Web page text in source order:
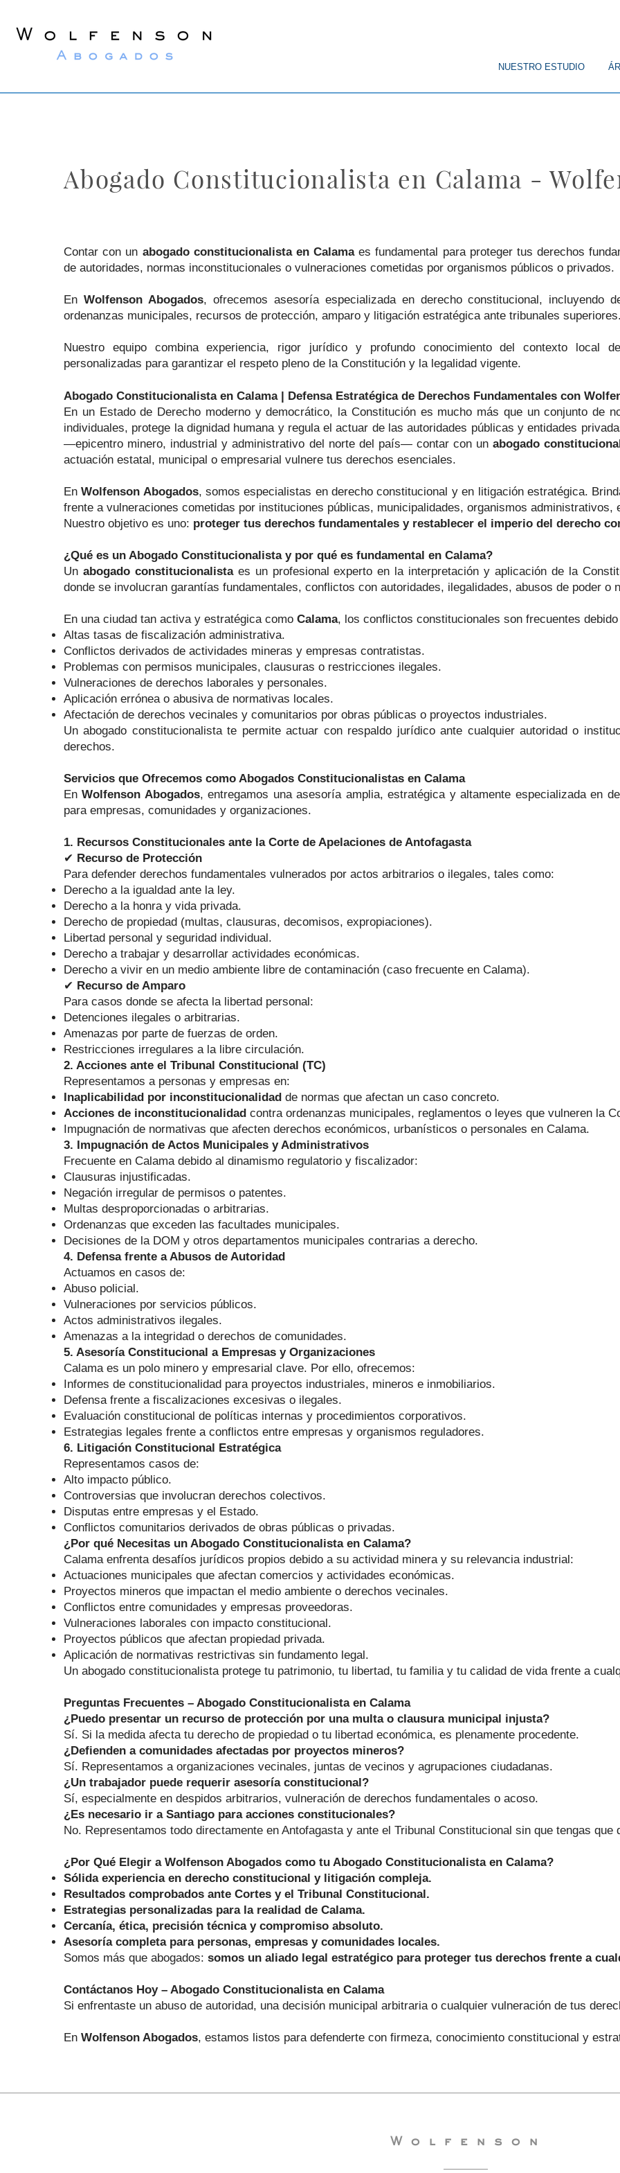
NUESTRO ESTUDIO
Abogado Constitucionalista en Calama -
Contar con un abogado constitucionalista en Calamaes fundamental para proteger tus derechos
de autoridades, normas inconstitucionales o vulneraciones cometidas por organismos públicos o privados.
En Wolfenson Abogados, ofrecemos asesoría especializada en derecho constitucional, incluyendo
ordenanzas municipales, recursos de protección, amparo y litigación estratégica ante tribunales superiores.
Nuestro equipo combina experiencia, rigor jurídico y profundo conocimiento del contexto local
personalizadas para garantizar el respeto pleno de la Constitución y la legalidad vigente.
Abogado Constitucionalista en Calama | Defensa Estratégica de Derechos Fundamentales con
En un Estado de Derecho moderno y democrático, la Constitución es mucho más que un conjunto de
individuales, protege la dignidad humana y regula el actuar de las autoridades públicas y entidades
—epicentro minero, industrial y administrativo del norte del país— contar con unabogado
actuación estatal, municipal o empresarial vulnere tus derechos esenciales.
EnWolfenson Abogados, somos especialistas en derecho constitucional y en litigación estratégica.
frente a vulneraciones cometidas por instituciones públicas, municipalidades, organismos administrativos,
Nuestro objetivo es uno: proteger tus derechos fundamentales y restablecer el imperio del derecho
¿Qué es un Abogado Constitucionalista y por qué es fundamental en Calama?
Un abogado constitucionalistaes un profesional experto en la interpretación y aplicación de la
donde se involucran garantías fundamentales, conflictos con autoridades, ilegalidades, abusos de poder o
En una ciudad tan activa y estratégica como Calama, los conflictos constitucionales son frecuentes debido
Altas tasas de fiscalización administrativa.
Conflictos derivados de actividades mineras y empresas contratistas.
Problemas con permisos municipales, clausuras o restricciones ilegales.
Vulneraciones de derechos laborales y personales.
Aplicación errónea o abusiva de normativas locales.
Afectación de derechos vecinales y comunitarios por obras públicas o proyectos industriales.
Un abogado constitucionalista te permite actuar con respaldo jurídico ante cualquier autoridad o
derechos.
Servicios que Ofrecemos como Abogados Constitucionalistas en Calama
EnWolfenson Abogados, entregamos una asesoría amplia, estratégica y altamente especializada en
para empresas, comunidades y organizaciones.
1. Recursos Constitucionales ante la Corte de Apelaciones de Antofagasta
✔ Recurso de Protección
Para defender derechos fundamentales vulnerados por actos arbitrarios o ilegales, tales como:
Derecho a la igualdad ante la ley.
Derecho a la honra y vida privada.
Derecho de propiedad (multas, clausuras, decomisos, expropiaciones).
Libertad personal y seguridad individual.
Derecho a trabajar y desarrollar actividades económicas.
Derecho a vivir en un medio ambiente libre de contaminación (caso frecuente en Calama).
✔ Recurso de Amparo
Para casos donde se afecta la libertad personal:
Detenciones ilegales o arbitrarias.
Amenazas por parte de fuerzas de orden.
Restricciones irregulares a la libre circulación.
2. Acciones ante el Tribunal Constitucional (TC)
Representamos a personas y empresas en:
Inaplicabilidad por inconstitucionalidad de normas que afectan un caso concreto.
Acciones de inconstitucionalidad contra ordenanzas municipales, reglamentos o leyes que vulneren la
Impugnación de normativas que afecten derechos económicos, urbanísticos o personales en Calama.
3. Impugnación de Actos Municipales y Administrativos
Frecuente en Calama debido al dinamismo regulatorio y fiscalizador:
Clausuras injustificadas.
Negación irregular de permisos o patentes.
Multas desproporcionadas o arbitrarias.
Ordenanzas que exceden las facultades municipales.
Decisiones de la DOM y otros departamentos municipales contrarias a derecho.
4. Defensa frente a Abusos de Autoridad
Actuamos en casos de:
Abuso policial.
Vulneraciones por servicios públicos.
Actos administrativos ilegales.
Amenazas a la integridad o derechos de comunidades.
5. Asesoría Constitucional a Empresas y Organizaciones
Calama es un polo minero y empresarial clave. Por ello, ofrecemos:
Informes de constitucionalidad para proyectos industriales, mineros e inmobiliarios.
Defensa frente a fiscalizaciones excesivas o ilegales.
Evaluación constitucional de políticas internas y procedimientos corporativos.
Estrategias legales frente a conflictos entre empresas y organismos reguladores.
6. Litigación Constitucional Estratégica
Representamos casos de:
Alto impacto público.
Controversias que involucran derechos colectivos.
Disputas entre empresas y el Estado.
Conflictos comunitarios derivados de obras públicas o privadas.
¿Por qué Necesitas un Abogado Constitucionalista en Calama?
Calama enfrenta desafíos jurídicos propios debido a su actividad minera y su relevancia industrial:
Actuaciones municipales que afectan comercios y actividades económicas.
Proyectos mineros que impactan el medio ambiente o derechos vecinales.
Conflictos entre comunidades y empresas proveedoras.
Vulneraciones laborales con impacto constitucional.
Proyectos públicos que afectan propiedad privada.
Aplicación de normativas restrictivas sin fundamento legal.
Un abogado constitucionalista protege tu patrimonio, tu libertad, tu familia y tu calidad de vida frente a
Preguntas Frecuentes – Abogado Constitucionalista en Calama
¿Puedo presentar un recurso de protección por una multa o clausura municipal injusta?
Sí. Si la medida afecta tu derecho de propiedad o tu libertad económica, es plenamente procedente.
¿Defienden a comunidades afectadas por proyectos mineros?
Sí. Representamos a organizaciones vecinales, juntas de vecinos y agrupaciones ciudadanas.
¿Un trabajador puede requerir asesoría constitucional?
Sí, especialmente en despidos arbitrarios, vulneración de derechos fundamentales o acoso.
¿Es necesario ir a Santiago para acciones constitucionales?
No. Representamos todo directamente en Antofagasta y ante el Tribunal Constitucional sin que tengas que
¿Por Qué Elegir a Wolfenson Abogados como tu Abogado Constitucionalista en Calama?
Sólida experiencia en derecho constitucional y litigación compleja.
Resultados comprobados ante Cortes y el Tribunal Constitucional.
Estrategias personalizadas para la realidad de Calama.
Cercanía, ética, precisión técnica y compromiso absoluto.
Asesoría completa para personas, empresas y comunidades locales.
Somos más que abogados: somos un aliado legal estratégico para proteger tus derechos frente a
Contáctanos Hoy – Abogado Constitucionalista en Calama
Si enfrentaste un abuso de autoridad, una decisión municipal arbitraria o cualquier vulneración de tus
En Wolfenson Abogados, estamos listos para defenderte con firmeza, conocimiento constitucional y
Wolfenson
Wolfenson